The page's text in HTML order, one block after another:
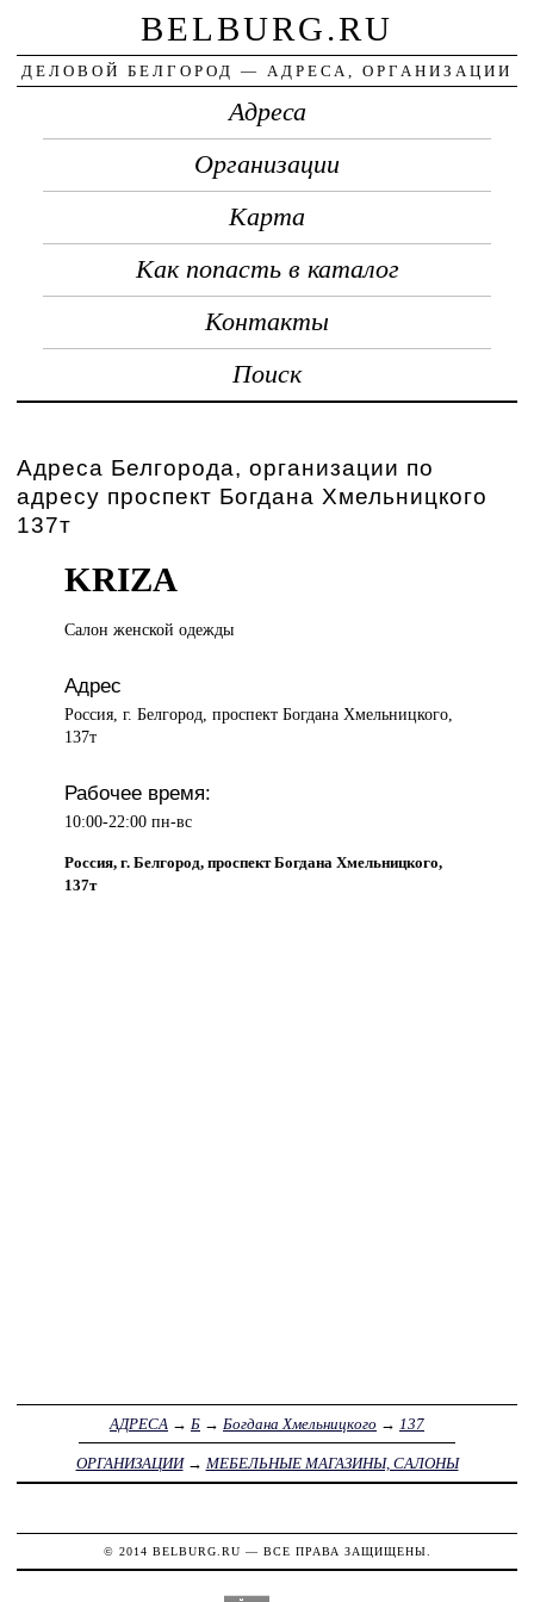
BELBURG.RU
ДЕЛОВОЙ БЕЛГОРОД — АДРЕСА, ОРГАНИЗАЦИИ
Адреса
Организации
Карта
Как попасть в каталог
Контакты
Поиск
Адреса Белгорода, организации по
адресу проспект Богдана Хмельницкого
137т
KRIZA
Салон женскойодежды
Адрес
Россия, г. Белгород, проспект Богдана Хмельницкого,
137т
Рабочее время:
10:00-22:00 пн-вс
Россия, г. Белгород, проспект Богдана Хмельницкого,
137т
АДРЕСА → Б → Богдана Хмельницкого → 137
ОРГАНИЗАЦИИ→ МЕБЕЛЬНЫЕ МАГАЗИНЫ, САЛОНЫ
© 2014 BELBURG.RU — ВСЕ ПРАВА ЗАЩИЩЕНЫ.